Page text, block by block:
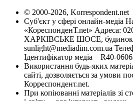
© 2000-2026, Korrespondent.net
Суб'єкт у сфері онлайн-медіа
«КореспонденТ.net» Адреса:
ХАРКІВСЬКЕ ШОСЕ, будинок
sunlight@mediadim.com.ua
Ідентифікатор медіа – R40-
Використання будь-яких
сайті, дозволяється за умови
Корреспондент.net.
При копіюванні матеріалів зі